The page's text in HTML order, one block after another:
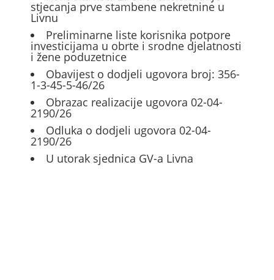
stjecanja prve stambene nekretnine u
Livnu
Preliminarne liste korisnika potpore
investicijama u obrte i srodne djelatnosti
i žene poduzetnice
Obavijest o dodjeli ugovora broj: 356-
1-3-45-5-46/26
Obrazac realizacije ugovora 02-04-
2190/26
Odluka o dodjeli ugovora 02-04-
2190/26
U utorak sjednica GV-a Livna